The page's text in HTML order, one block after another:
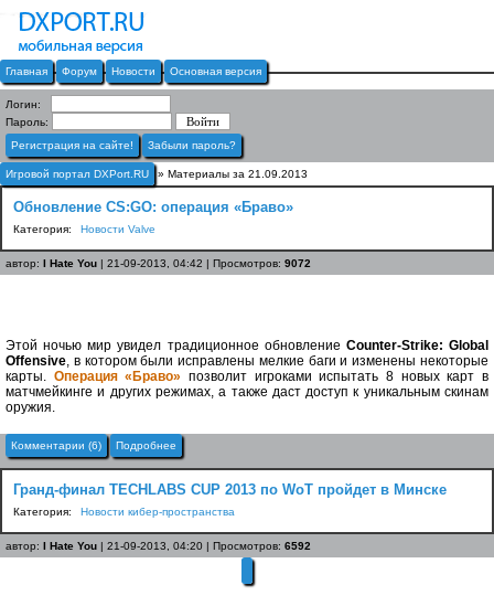
Главная Форум Новости Основная версия
Логин:
Пароль:
Регистрация на сайте!
Забыли пароль?
Игровой портал DXPort.RU » Материалы за 21.09.2013
Обновление CS:GO: операция «Браво»
Категория: Новости Valve
автор: I Hate You | 21-09-2013, 04:42 | Просмотров: 9072
Этой ночью мир увидел традиционное обновление Counter-Strike: Global
Offensive, в котором были исправлены мелкие баги и изменены некоторые
карты. Операция «Браво» позволит игроками испытать 8 новых карт в
матчмейкинге и других режимах, а также даст доступ к уникальным скинам
оружия.
Комментарии (6) Подробнее
Гранд-финал TECHLABS CUP 2013 по WoT пройдет в Минске
Категория: Новости кибер-пространства
автор: I Hate You | 21-09-2013, 04:20 | Просмотров: 6592